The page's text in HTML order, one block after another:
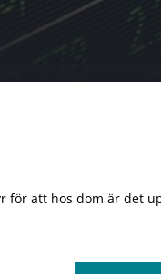
för att hos dom är det